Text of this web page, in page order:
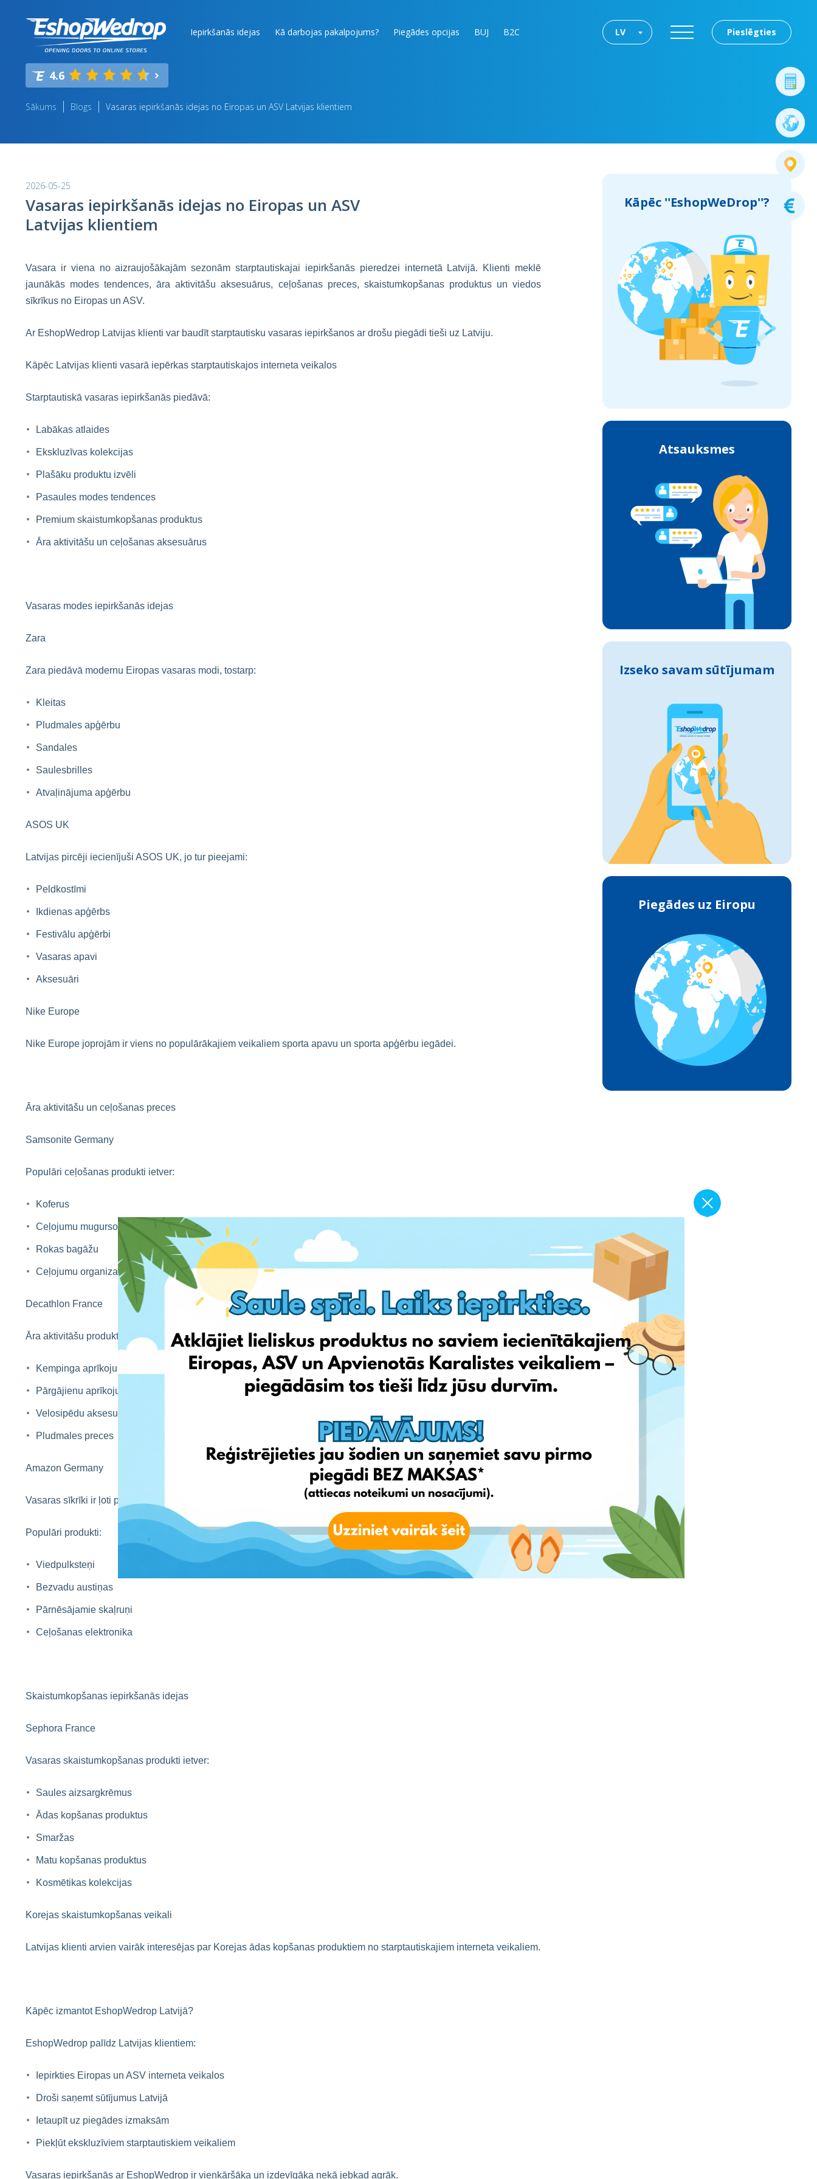
Iepirkšanās idejas Kā darbojas pakalpojums? Piegādes opcijas BUJ B2C Pieslēgties
LV
4.6
Sākums Blogs Vasaras iepirkšanās idejas no Eiropas un ASV Latvijas klientiem
2026-05-25
Vasaras iepirkšanās idejas no Eiropas un ASV
Latvijas klientiem
Vasara ir viena no aizraujošākajām sezonām starptautiskajai iepirkšanās pieredzei internetā Latvijā. Klienti meklē
jaunākās modes tendences, āra aktivitāšu aksesuārus, ceļošanas preces, skaistumkopšanas produktus un viedos
sīkrīkus no Eiropas un ASV.
Ar EshopWedrop Latvijas klienti var baudīt starptautisku vasaras iepirkšanos ar drošu piegādi tieši uz Latviju.
Kāpēc Latvijas klienti vasarā iepērkas starptautiskajos interneta veikalos
Starptautiskā vasaras iepirkšanās piedāvā:
Labākas atlaides
Ekskluzīvas kolekcijas
Plašāku produktu izvēli
Pasaules modes tendences
Premium skaistumkopšanas produktus
Āra aktivitāšu un ceļošanas aksesuārus
Vasaras modes iepirkšanās idejas
Zara
Zara piedāvā modernu Eiropas vasaras modi, tostarp:
Kleitas
Pludmales apģērbu
Sandales
Saulesbrilles
Atvaļinājuma apģērbu
ASOS UK
Latvijas pircēji iecienījuši ASOS UK, jo tur pieejami:
Peldkostīmi
Ikdienas apģērbs
Festivālu apģērbi
Vasaras apavi
Aksesuāri
Nike Europe
Nike Europe joprojām ir viens no populārākajiem veikaliem sporta apavu un sporta apģērbu iegādei.
Āra aktivitāšu un ceļošanas preces
Samsonite Germany
Populāri ceļošanas produkti ietver:
Koferus
Ceļojumu mugursomas
Rokas bagāžu
Ceļojumu organizatorus
Decathlon France
Āra aktivitāšu produktu kategorijas ietver:
Kempinga aprīkojumu
Pārgājienu aprīkojumu
Velosipēdu aksesuārus
Pludmales preces
Amazon Germany
Vasaras sīkrīki ir ļoti populāri Latvijas klientu vidū.
Populāri produkti:
Viedpulksteņi
Bezvadu austiņas
Pārnēsājamie skaļruņi
Ceļošanas elektronika
Skaistumkopšanas iepirkšanās idejas
Sephora France
Vasaras skaistumkopšanas produkti ietver:
Saules aizsargkrēmus
Ādas kopšanas produktus
Smaržas
Matu kopšanas produktus
Kosmētikas kolekcijas
Korejas skaistumkopšanas veikali
Latvijas klienti arvien vairāk interesējas par Korejas ādas kopšanas produktiem no starptautiskajiem interneta veikaliem.
Kāpēc izmantot EshopWedrop Latvijā?
EshopWedrop palīdz Latvijas klientiem:
Iepirkties Eiropas un ASV interneta veikalos
Droši saņemt sūtījumus Latvijā
Ietaupīt uz piegādes izmaksām
Piekļūt ekskluzīviem starptautiskiem veikaliem
Vasaras iepirkšanās ar EshopWedrop ir vienkāršāka un izdevīgāka nekā jebkad agrāk.
Kāpēc ''EshopWeDrop''?
Atsauksmes
Izseko savam sūtījumam
Piegādes uz Eiropu